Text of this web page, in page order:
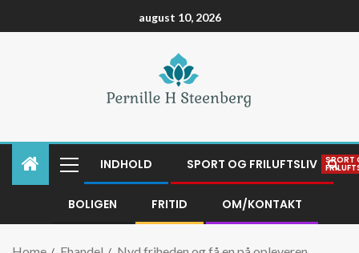
august 10, 2026
INDHOLD SPORT OG FRILUFTSLIV SPORT
BOLIGEN FRITID OM/KONTAKT